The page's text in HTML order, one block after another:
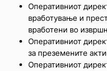
Оперативниот
вработување и
вработени во
Оперативниот
за преземените
Оперативниот